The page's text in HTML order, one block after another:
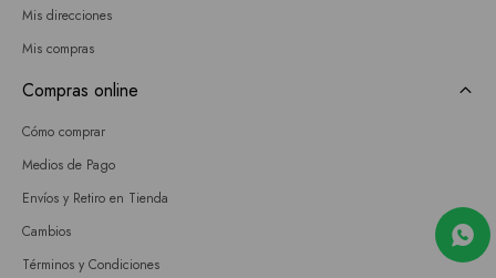
Mis direcciones
Mis compras
Compras online
Cómo comprar
Medios de Pago
Envíos y Retiro en Tienda
Cambios
Términos y Condiciones